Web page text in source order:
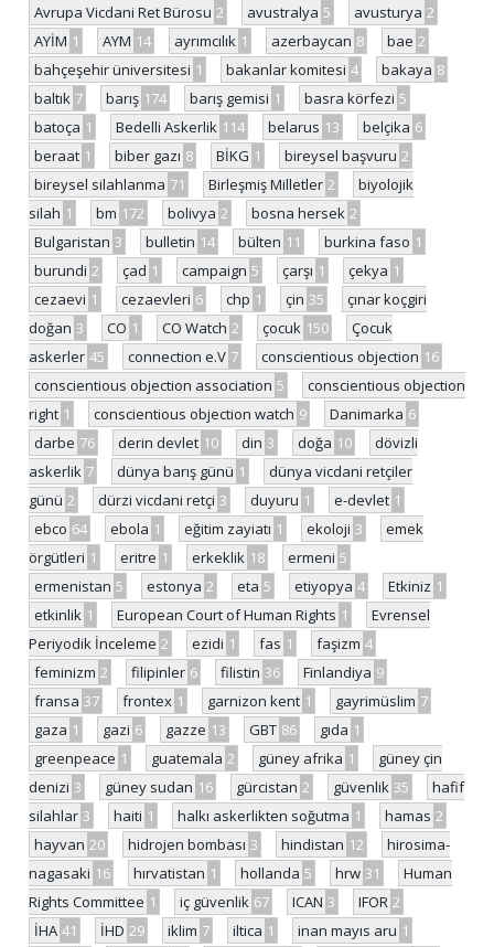
Avrupa Vicdani Ret Bürosu 2 avustralya 5 avusturya 2
AYİM 1 AYM 14 ayrımcılık 1 azerbaycan 8 bae 2
bahçeşehir üniversitesi 1 bakanlar komitesi 4 bakaya 8
baltık 7 barış 174 barış gemisi 1 basra körfezi 5
batoça 1 Bedelli Askerlik 114 belarus 13 belçika 6
beraat 1 biber gazı 8 BİKG 1 bireysel başvuru 2
bireysel silahlanma 71 Birleşmiş Milletler 2
biyolojik
silah 1 bm 172 bolivya 2 bosna hersek 2
Bulgaristan 3 bulletin 14 bülten 11 burkina faso 1
burundi 2 çad 1 campaign 5 çarşı 1 çekya 1
cezaevi 1 cezaevleri 6 chp 1 çin 35
çınar koçgiri
doğan 3 CO 1 CO Watch 2 çocuk 150
Çocuk
askerler 45 connection e.V 7 conscientious objection 16
conscientious objection association 5
conscientious objection
right 1 conscientious objection watch 9 Danimarka 6
darbe 76 derin devlet 10 din 3 doğa 10
dövizli
askerlik 7 dünya barış günü 1
dünya vicdani retçiler
günü 2 dürzi vicdani retçi 3 duyuru 1 e-devlet 1
ebco 64 ebola 1 eğitim zayiatı 1 ekoloji 3
emek
örgütleri 1 eritre 1 erkeklik 18 ermeni 5
ermenistan 5 estonya 2 eta 5 etiyopya 4 Etkiniz 1
etkinlik 1 European Court of Human Rights 1
Evrensel
Periyodik İnceleme 2 ezidi 1 fas 1 faşizm 4
feminizm 2 filipinler 6 filistin 36 Finlandiya 9
fransa 37 frontex 1 garnizon kent 1 gayrimüslim 7
gaza 1 gazi 6 gazze 13 GBT 86 gıda 1
greenpeace 1 guatemala 2 güney afrika 1
güney çin
denizi 3 güney sudan 16 gürcistan 2 güvenlik 35
hafif
silahlar 3 haiti 1 halkı askerlikten soğutma 1 hamas 2
hayvan 20 hidrojen bombası 3 hindistan 12
hirosima-
nagasaki 16 hırvatistan 1 hollanda 5 hrw 31
Human
Rights Committee 1 iç güvenlik 67 ICAN 3 IFOR 2
İHA 41 İHD 29 iklim 7 iltica 1 inan mayıs aru 1